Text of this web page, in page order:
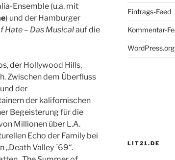
Ensemble (u.a. mit
) und der Hamburger
Hate – Das Musicalauf die
der Hollywood Hills,
Zwischen dem Überfluss
der
der kalifornischen
Begeisterung für die
Millionen über L.A.
Echo der Family bei
„Death Valley ´69“.
Eintrags-Feed
Kommentar-
WordPress.org
LIT21.DE